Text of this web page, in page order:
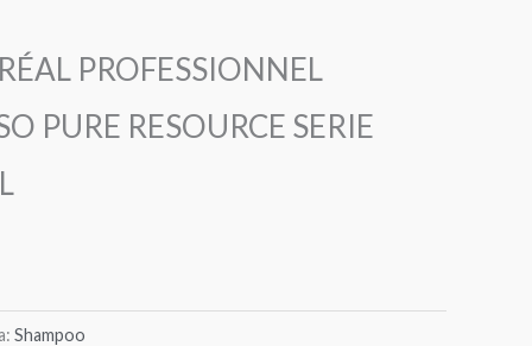
PROFESSIONNEL
PURE RESOURCE SERIE
Shampoo